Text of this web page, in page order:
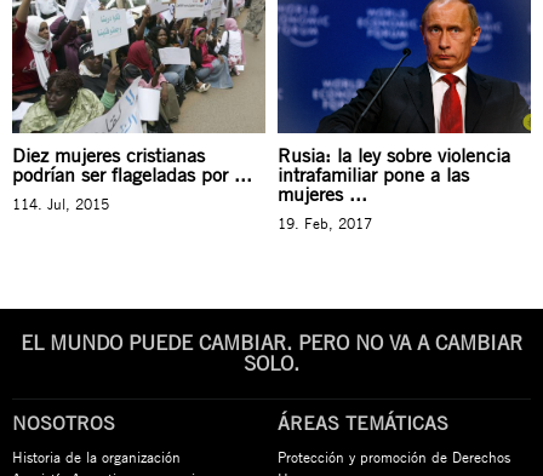
Diez mujeres cristianas
podrían ser flageladas por ...
114. Jul, 2015
Rusia: la ley sobre violencia
intrafamiliar pone a las
mujeres ...
19. Feb, 2017
EL MUNDO PUEDE CAMBIAR. PERO NO VA A CAMBIAR
SOLO.
NOSOTROS
Historia de la organización
ÁREAS TEMÁTICAS
Protección y promoción de Derechos